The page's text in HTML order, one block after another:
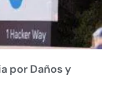
por Daños y